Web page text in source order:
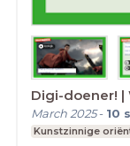
March 2025- 10
Kunstzinnige